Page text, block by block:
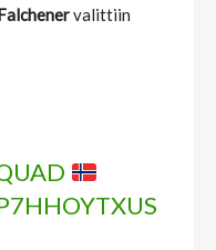
valittiin